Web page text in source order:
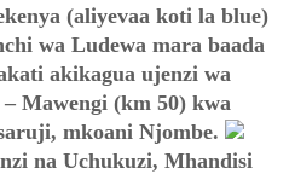
(aliyevaa koti la blue)
wa Ludewa mara baada
akikagua ujenzi wa
Mawengi (km 50) kwa
mkoani Njombe.
na Uchukuzi, Mhandisi